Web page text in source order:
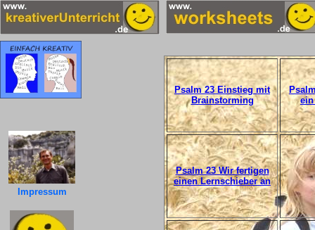
Impressum
Psalm 23 Einstieg mit
Brainstorming
Psalm 23 Wir fertigen
einen Lernschieber an